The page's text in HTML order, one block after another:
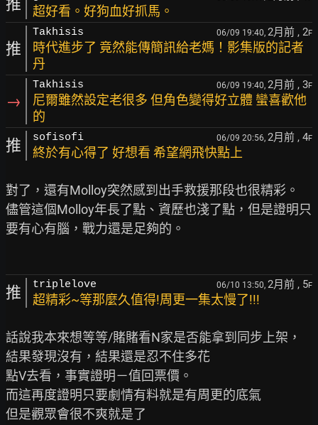
推 超好看。好狗血好抓馬。
推
Takhisis 06/09 19:40, 2月前 , 2F
時代進步了 竟然能傳簡訊給老媽！影集版的記者
丹
→
Takhisis 06/09 19:40, 2月前 , 3F
尼爾雖然設定老很多 但角色變得好立體 蠻喜歡他
的
推 sofisofi 06/09 20:56, 2月前 , 4F
終於有心得了 好想看 希望網飛快點上
對了，還有Molloy突然感到出手救援那段也很精彩。
儘管這個Molloy年長了點、資歷也淺了點，但是證明只
要有心有腦，戰力還是足夠的。
推 triplelove 06/10 13:50, 2月前 , 5F
超精彩~等那麼久值得!周更一集太慢了!!!
話說我本來想等等/賭賭看N家是否能拿到同步上架，
結果發現沒有，結果還是忍不住多花
點V去看，事實證明－值回票價。
而這再度證明只要劇情有料就是有周更的底氣